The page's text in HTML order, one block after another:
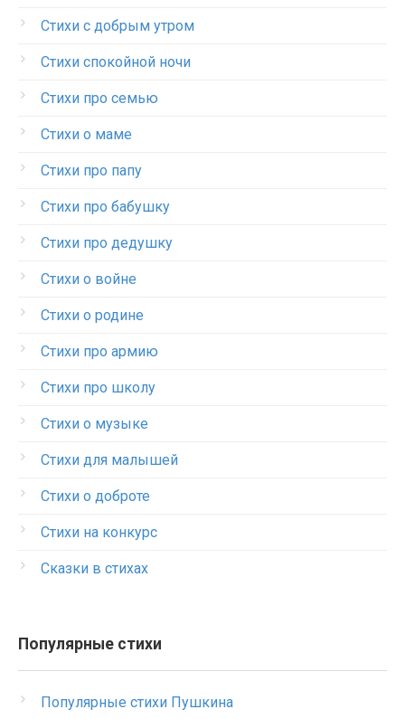
Стихи с добрым утром
Стихи спокойной ночи
Стихи про семью
Стихи о маме
Стихи про папу
Стихи про бабушку
Стихи про дедушку
Стихи о войне
Стихи о родине
Стихи про армию
Стихи про школу
Стихи о музыке
Стихи для малышей
Стихи о доброте
Стихи на конкурс
Сказки в стихах
Популярные стихи
Популярные стихи Пушкина